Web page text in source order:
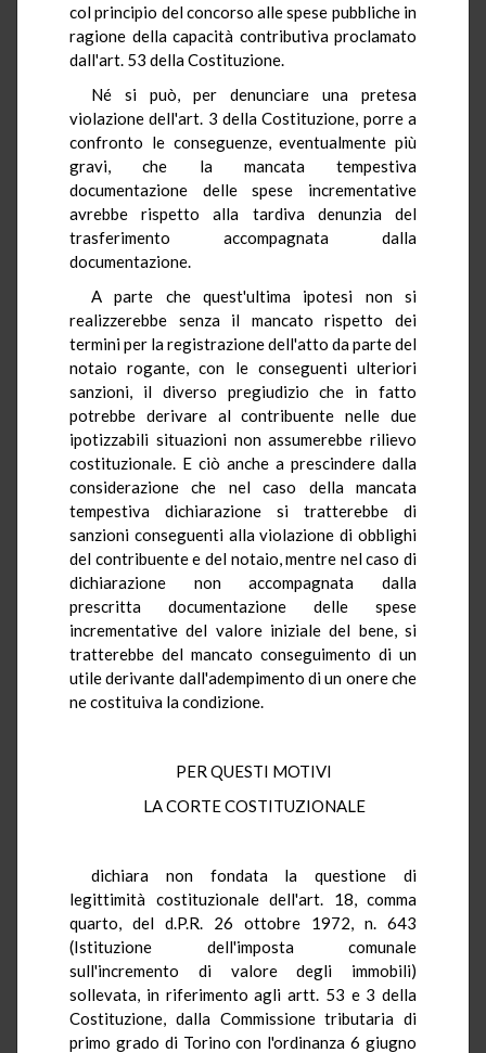
col principio del concorso alle spese pubbliche in
ragione della capacità contributiva proclamato
dall'art. 53 della Costituzione.
Né si può, per denunciare una pretesa
violazione dell'art. 3 della Costituzione, porre a
confronto le conseguenze, eventualmente più
gravi, che la mancata tempestiva
documentazione delle spese incrementative
avrebbe rispetto alla tardiva denunzia del
trasferimento accompagnata dalla
documentazione.
A parte che quest'ultima ipotesi non si
realizzerebbe senza il mancato rispetto dei
termini per la registrazione dell'atto da parte del
notaio rogante, con le conseguenti ulteriori
sanzioni, il diverso pregiudizio che in fatto
potrebbe derivare al contribuente nelle due
ipotizzabili situazioni non assumerebbe rilievo
costituzionale. E ciò anche a prescindere dalla
considerazione che nel caso della mancata
tempestiva dichiarazione si tratterebbe di
sanzioni conseguenti alla violazione di obblighi
del contribuente e del notaio, mentre nel caso di
dichiarazione non accompagnata dalla
prescritta documentazione delle spese
incrementative del valore iniziale del bene, si
tratterebbe del mancato conseguimento di un
utile derivante dall'adempimento di un onere che
ne costituiva la condizione.
PER QUESTI MOTIVI
LA CORTE COSTITUZIONALE
dichiara non fondata la questione di
legittimità costituzionale dell'art. 18, comma
quarto, del d.P.R. 26 ottobre 1972, n. 643
(Istituzione dell'imposta comunale
sull'incremento di valore degli immobili)
sollevata, in riferimento agli artt. 53 e 3 della
Costituzione, dalla Commissione tributaria di
primo grado di Torino con l'ordinanza 6 giugno